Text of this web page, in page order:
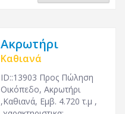
Ακρωτήρι
Καθιανά
ID::13903 Προς Πώληση
Οικόπεδο, Ακρωτήρι
,Καθιανά, Εμβ. 4.720 τ.μ ,